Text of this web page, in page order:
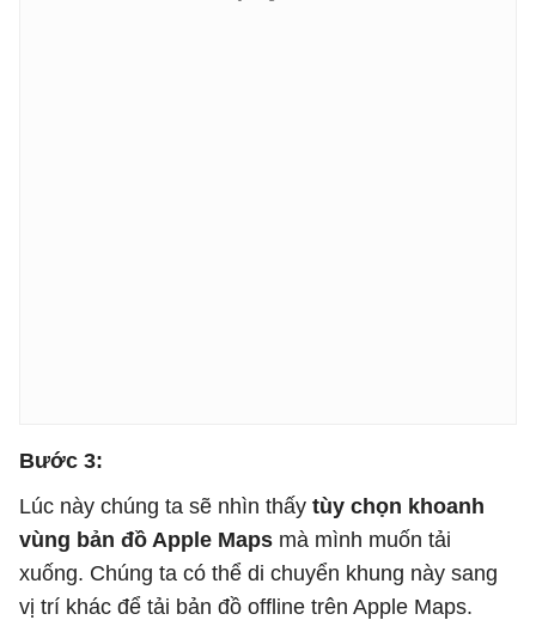
Bước 3:
Lúc này chúng ta sẽ nhìn thấy tùy chọn khoanh
vùng bản đồ Apple Maps mà mình muốn tải
xuống. Chúng ta có thể di chuyển khung này sang
vị trí khác để tải bản đồ offline trên Apple Maps.